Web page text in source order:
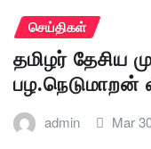
செய்திகள்
தமிழர்
பழ.நெடுமாறன்
admin Mar